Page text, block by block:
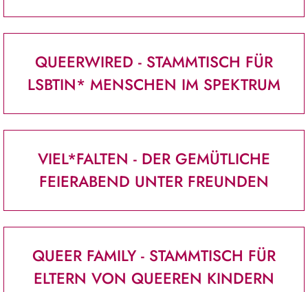
QUEERWIRED - STAMMTISCH FÜR
LSBTIN* MENSCHEN IM SPEKTRUM
VIEL*FALTEN - DER GEMÜTLICHE
FEIERABEND UNTER FREUNDEN
QUEER FAMILY - STAMMTISCH FÜR
ELTERN VON QUEEREN KINDERN